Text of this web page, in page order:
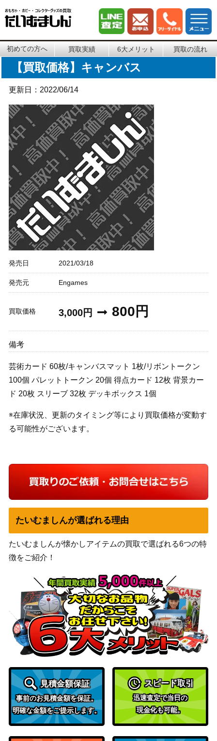
初めての方へ 買取実績 6大メリット 買取の流れ
【買取価格】キャンバス
更新日：2022/06/14
発売日 2021/03/18
発売元 Engames
買取価格 3,000円 800円
備考
芸術カード 60枚/キャンバスマット 1枚/リボントークン
100個 パレットトークン 20個 得点カード 12枚 背景カー
ド 20枚 スリーブ 32枚 デッキボックス 1個
※在庫状況、更新のタイミング等により買取価格が変動す
る可能性がございます。
たいむましんが選ばれる理由
たいむましんが懐かしアイテムの買取で選ばれる6つの特
徴をご紹介！
見積金額保証
事前のお見積金額を保証。
明確な金額をご提示します。
スピード取引
迅速査定で当日の
現金化も可能。